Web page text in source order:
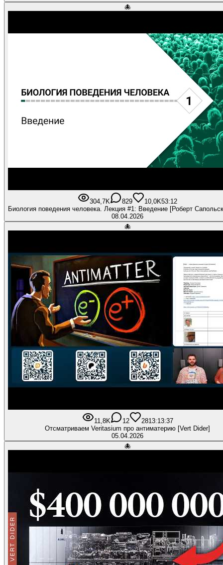
🐙
304,7K 829 10,0K53:12
Биология поведения человека. Лекция #1: Введение [Роберт
08.04.2026
🐙
11,8K 12 2813:13:37
Отсматриваем Veritasium про антиматерию [Vert Dider]
05.04.2026
🐙